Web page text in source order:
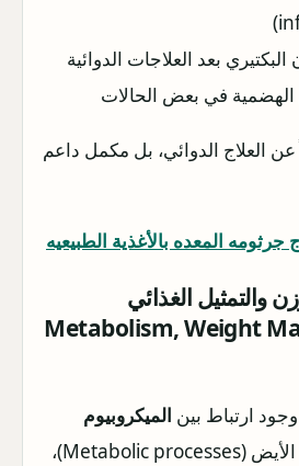
بعد العلاجات الدوائية
في بعض الحالات
عن العلاج الدوائي، بل مكمل داعم
المعده بالأغذية الطبيعيه
والتمثيل الغذائي
(Metabolism, Weight
ارتباط بينالميكروبيوم
وتنظيم عمليات الأيض (Metabolic processes)،